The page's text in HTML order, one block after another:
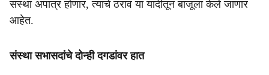
संस्था अपात्र होणार, त्यांचे ठराव या यादीतून बाजूला केले जाणार
आहेत.
संस्था सभासदांचे दोन्ही दगडांवर हात